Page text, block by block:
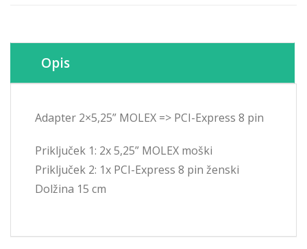
Opis
Adapter 2×5,25” MOLEX => PCI-Express 8 pin
Priključek 1: 2x 5,25” MOLEX moški
Priključek 2: 1x PCI-Express 8 pin ženski
Dolžina 15 cm